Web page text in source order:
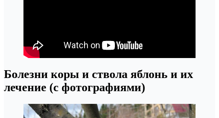
Болезни коры и ствола яблонь и их
лечение (с фотографиями)